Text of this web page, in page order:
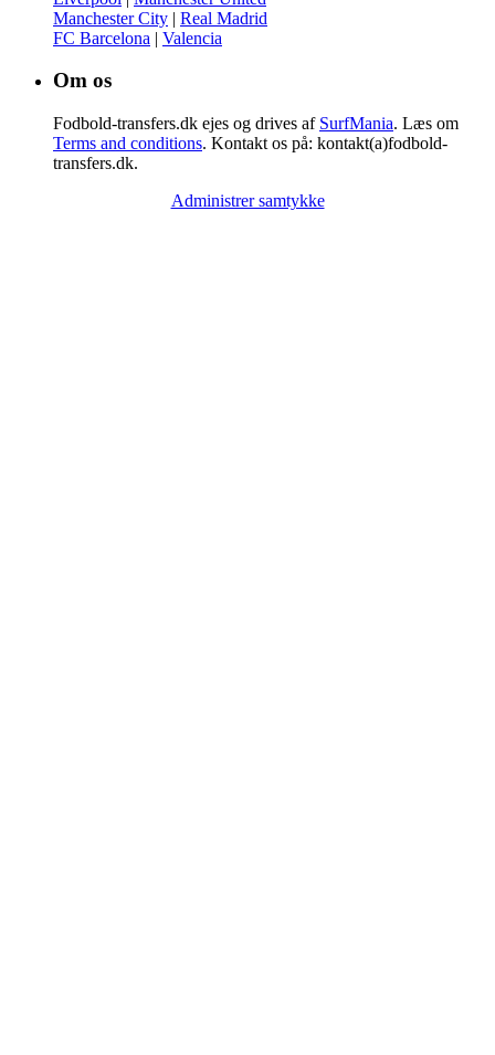
Manchester City | Real Madrid
FC Barcelona | Valencia
Om os
Fodbold-transfers.dk ejes og drives af SurfMania. Læs om
Terms and conditions. Kontakt os på: kontakt(a)fodbold-
transfers.dk.
Administrer samtykke